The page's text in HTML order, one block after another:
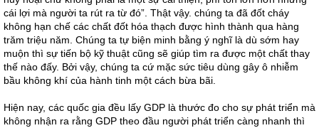
cái lợi mà người ta rút ra từ đó”. Thật vậy. chúng ta đã đốt cháy
không hạn chế các chất đốt hóa thạch được hình thành qua hàng
trăm triệu năm. Chúng ta tự biện minh bằng ý nghĩ là dù sớm hay
muộn thì sự tiến bộ kỹ thuật cũng sẽ giúp tìm ra được một chất thay
thế nào đấy. Bởi vậy, chúng ta cứ mặc sức tiêu dùng gây ô nhiễm
bầu không khí của hành tinh một cách bừa bãi.
Hiện nay, các quốc gia đều lấy GDP là thước đo cho sự phát triển mà
không nhận ra rằng GDP theo đầu người phát triển càng nhanh thì